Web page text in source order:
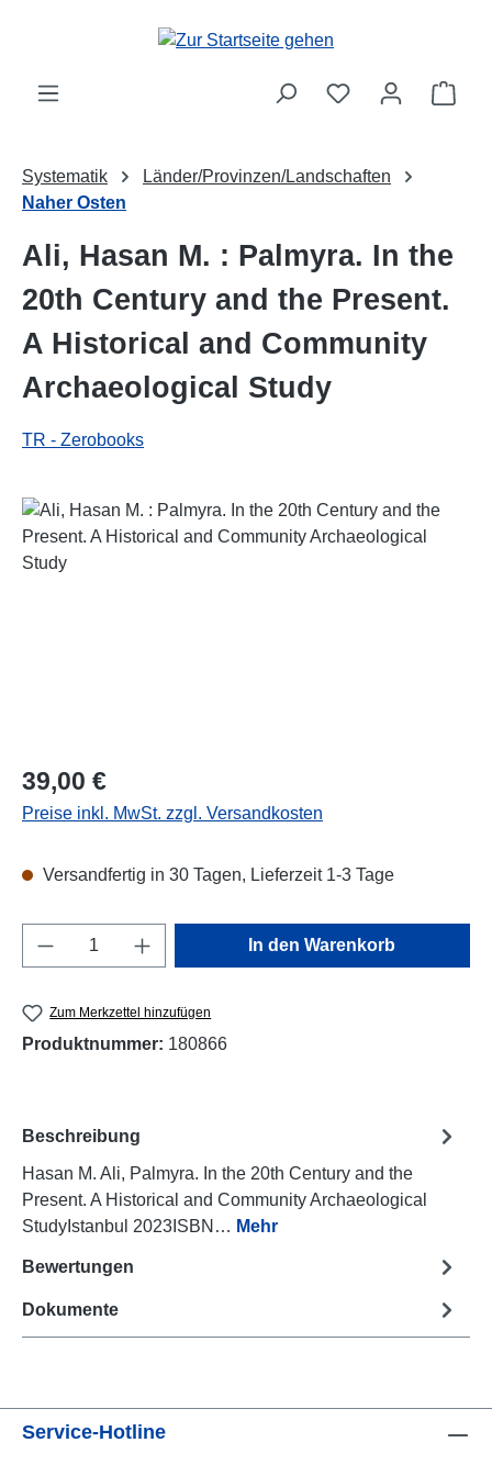
Zum Hauptinhalt springen
Systematik
Länder/Provinzen/Landschaften
Naher Osten
Ali, Hasan M. : Palmyra. In the
20th Century and the Present.
A Historical and Community
Archaeological Study
TR - Zerobooks
Bildergalerie überspringen
Regulärer Preis:
39,00 €
Preise inkl. MwSt. zzgl. Versandkosten
Versandfertig in 30 Tagen, Lieferzeit 1-3 Tage
Produkt Anzahl: Gib den gewünschten
In den Warenkorb
Zum Merkzettel hinzufügen
Produktnummer: 180866
Beschreibung
Hasan M. Ali, Palmyra. In the 20th Century and the
Present. A Historical and Community Archaeological
StudyIstanbul 2023ISBN… Mehr
Bewertungen
Dokumente
Service-Hotline